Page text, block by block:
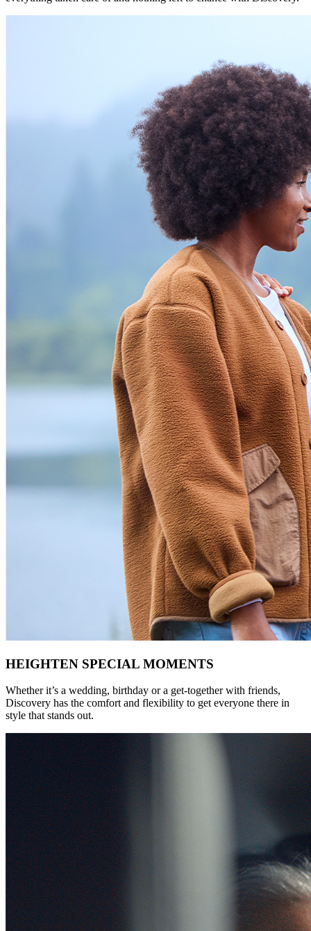
HEIGHTEN SPECIAL MOMENTS
Whether it’s a wedding, birthday or a get-together with friends,
Discovery has the comfort and flexibility to get everyone there in
style that stands out.